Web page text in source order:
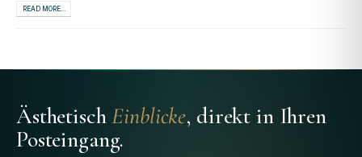
READ MORE...
ÄsthetischEinblicke, direkt in Ihren
Posteingang.